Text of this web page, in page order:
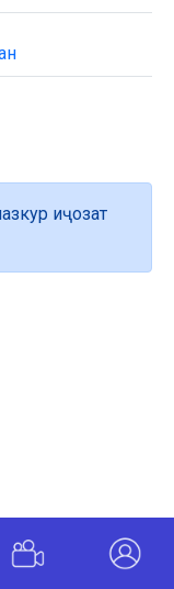
иҷозат